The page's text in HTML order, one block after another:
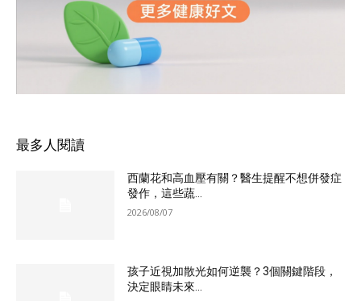
最多人閱讀
西蘭花和高血壓有關？醫生提醒不想併發症
發作，這些蔬...
2026/08/07
孩子近視加散光如何逆襲？3個關鍵階段，
決定眼睛未來...